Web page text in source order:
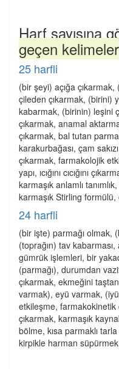
Harf sayısına
geçen kelimeler
25 harfli
(bir şeyi) açığa
çileden çıkarmak, (birini)
kabarmak, (birinin) leşini
çıkarmak, anamal
çıkarmak, bal tutan
karakurbağası, çam
çıkarmak, farmakolojik
yapı, ıcığını cıcığını
karmaşık anlamlı
karmaşık Stirling
24 harfli
(bir işte) parmağı olmak,
(toprağın) tav
gümrük işlemleri, bir
(parmağı), durumdan
çıkarmak, ekmeğini
varmak), eyü varmak,
etkileşme,
çıkarmak, karmaşık
bölme, kısa parmaklı
kirpikle harman